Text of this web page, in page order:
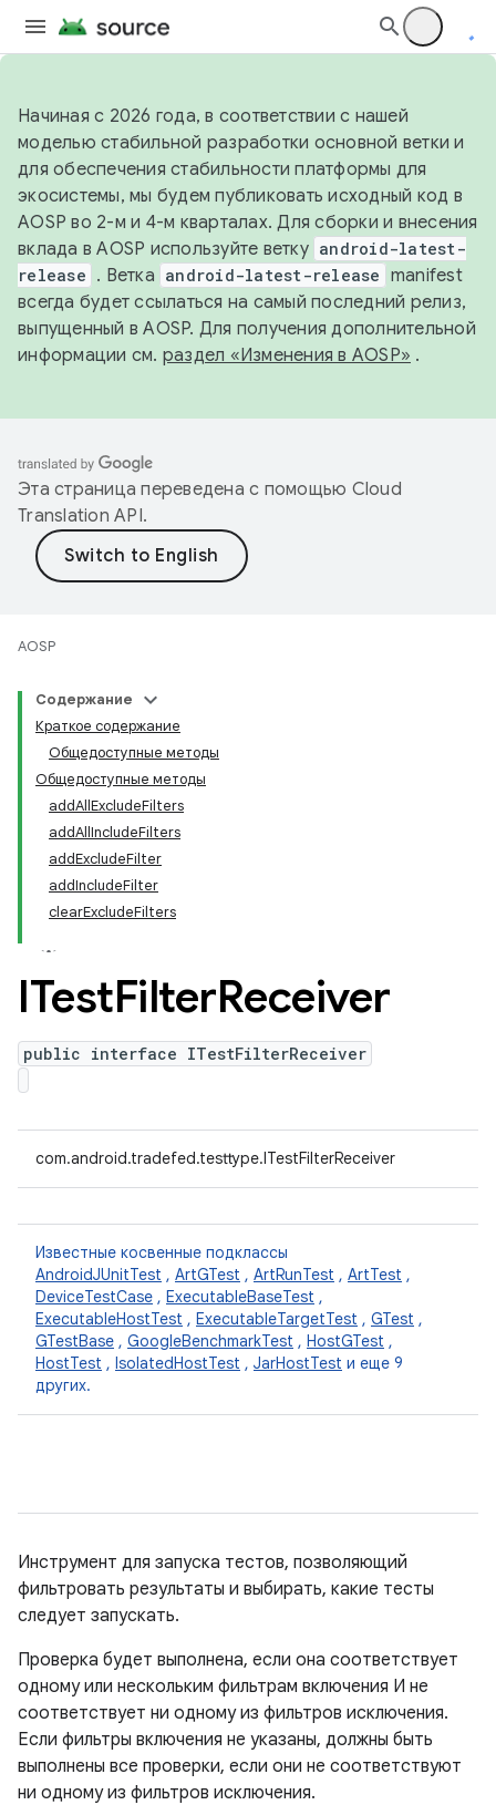
Начиная с 2026 года, в соответствии с нашей
моделью стабильной разработки основной ветки и
для обеспечения стабильности платформы для
экосистемы, мы будем публиковать исходный код в
AOSP во 2-м и 4-м кварталах. Для сборки и внесения
вклада в AOSP используйте ветку android-latest-
release . Ветка android-latest-release manifest
всегда будет ссылаться на самый последний релиз,
выпущенный в AOSP. Для получения дополнительной
информации см. раздел «Изменения в AOSP» .
Эта страница переведена с помощью Cloud
Translation API.
AOSP
Содержание
Краткое содержание
Общедоступные методы
Общедоступные методы
addAllExcludeFilters
addAllIncludeFilters
addExcludeFilter
addIncludeFilter
clearExcludeFilters
ITestFilterReceiver
public interface ITestFilterReceiver
com.android.tradefed.testtype.ITestFilterReceiver
Известные косвенные подклассы
AndroidJUnitTest , ArtGTest , ArtRunTest , ArtTest ,
DeviceTestCase , ExecutableBaseTest ,
ExecutableHostTest , ExecutableTargetTest , GTest ,
GTestBase , GoogleBenchmarkTest , HostGTest ,
HostTest , IsolatedHostTest , JarHostTest и еще 9
других.
Инструмент для запуска тестов, позволяющий
фильтровать результаты и выбирать, какие тесты
следует запускать.
Проверка будет выполнена, если она соответствует
одному или нескольким фильтрам включения И не
соответствует ни одному из фильтров исключения.
Если фильтры включения не указаны, должны быть
выполнены все проверки, если они не соответствуют
ни одному из фильтров исключения.